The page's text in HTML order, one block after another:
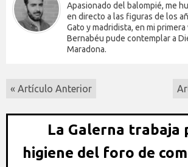
Apasionado del balompié, me
en directo a las figuras de los
Gato y madridista, en mi
Bernabéu pude contemplar a
Maradona.
« Artículo Anterior
La Galerna trabaja
higiene del foro de